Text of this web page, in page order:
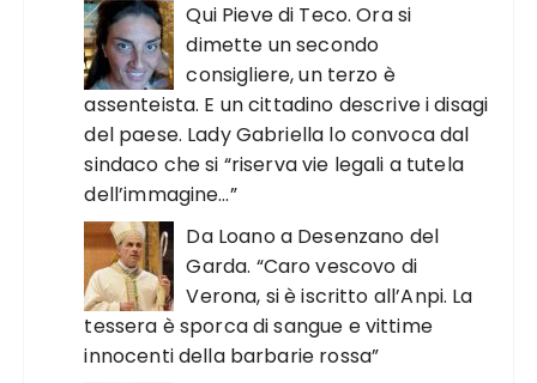
Qui Pieve di Teco. Ora si
dimette un secondo
consigliere, un terzo è
assenteista. E un cittadino descrive i disagi
del paese. Lady Gabriella lo convoca dal
sindaco che si “riserva vie legali a tutela
dell’immagine…”
Da Loano a Desenzano del
Garda. “Caro vescovo di
Verona, si è iscritto all’Anpi. La
tessera è sporca di sangue e vittime
innocenti della barbarie rossa”